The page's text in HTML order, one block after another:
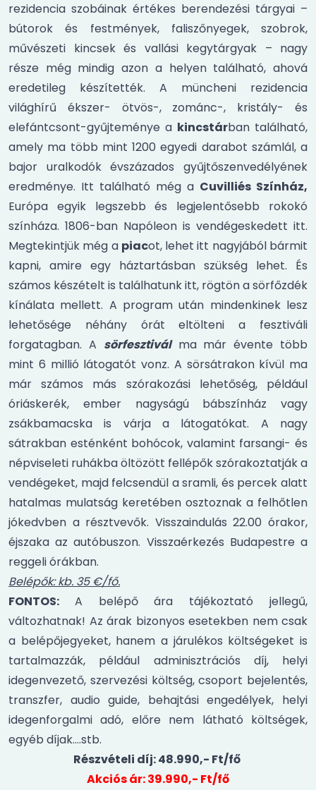
rezidencia szobáinak értékes berendezési tárgyai –
bútorok és festmények, faliszőnyegek, szobrok,
művészeti kincsek és vallási kegytárgyak – nagy
része még mindig azon a helyen található, ahová
eredetileg készítették. A müncheni rezidencia
világhírű ékszer- ötvös-, zománc-, kristály- és
elefántcsont-gyűjteménye a kincstárban található,
amely ma több mint 1200 egyedi darabot számlál, a
bajor uralkodók évszázados gyűjtőszenvedélyének
eredménye. Itt található még a Cuvilliés Színház,
Európa egyik legszebb és legjelentősebb rokokó
színháza. 1806-ban Napóleon is vendégeskedett itt.
Megtekintjük még a piacot, lehet itt nagyjából bármit
kapni, amire egy háztartásban szükség lehet. És
számos készételt is találhatunk itt, rögtön a sörfőzdék
kínálata mellett. A program után mindenkinek lesz
lehetősége néhány órát eltölteni a fesztiváli
forgatagban. A sörfesztiválma már évente több
mint 6 millió látogatót vonz. A sörsátrakon kívül ma
már számos más szórakozási lehetőség, például
óriáskerék, ember nagyságú bábszínház vagy
zsákbamacska is várja a látogatókat. A nagy
sátrakban esténként bohócok, valamint farsangi- és
népviseleti ruhákba öltözött fellépők szórakoztatják a
vendégeket, majd felcsendül a sramli, és percek alatt
hatalmas mulatság keretében osztoznak a felhőtlen
jókedvben a résztvevők. Visszaindulás 22.00 órakor,
éjszaka az autóbuszon. Visszaérkezés Budapestre a
reggeli órákban.
Belépők: kb. 35 €/fő.
FONTOS: A belépő ára tájékoztató jellegű,
változhatnak! Az árak bizonyos esetekben nem csak
a belépőjegyeket, hanem a járulékos költségeket is
tartalmazzák, például adminisztrációs díj, helyi
idegenvezető, szervezési költség, csoport bejelentés,
transzfer, audio guide, behajtási engedélyek, helyi
idegenforgalmi adó, előre nem látható költségek,
egyéb díjak….stb.
Részvételi díj: 48.990,- Ft/fő
Akciós ár: 39.990,- Ft/fő